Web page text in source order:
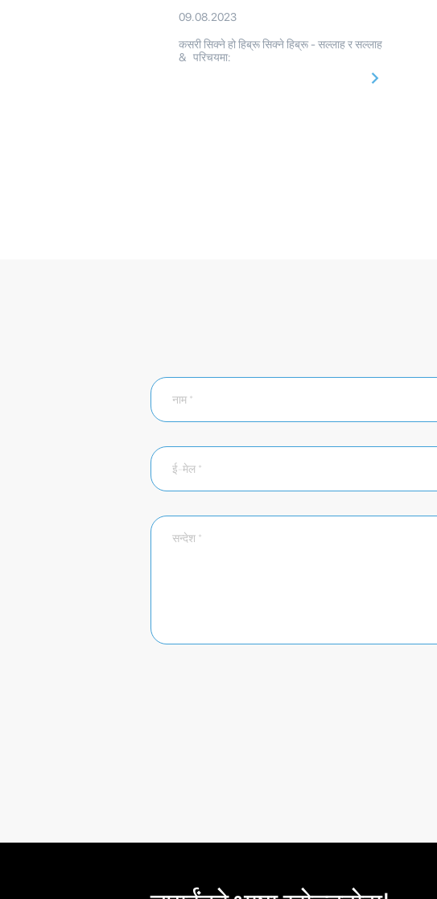
09.08.2023
कसरी सिक्ने हो हिब्रू सिक्ने हिब्रू - सल्लाह र सल्लाह
& परिचयमा: